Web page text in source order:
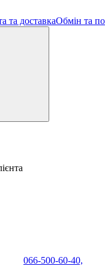
та доставкаОбмін та
066-500-60-40,